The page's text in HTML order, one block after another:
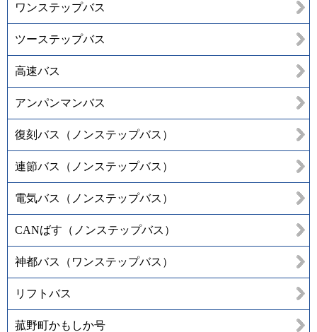
ワンステップバス
ツーステップバス
高速バス
アンパンマンバス
復刻バス（ノンステップバス）
連節バス（ノンステップバス）
電気バス（ノンステップバス）
CANばす（ノンステップバス）
神都バス（ワンステップバス）
リフトバス
菰野町かもしか号